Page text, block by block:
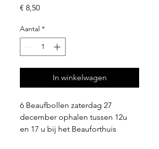
€ 8,50Prijs
Aantal *
In winkelwagen
6 Beaufbollen zaterdag 27
december ophalen tussen 12u
en 17 u bij het Beauforthuis